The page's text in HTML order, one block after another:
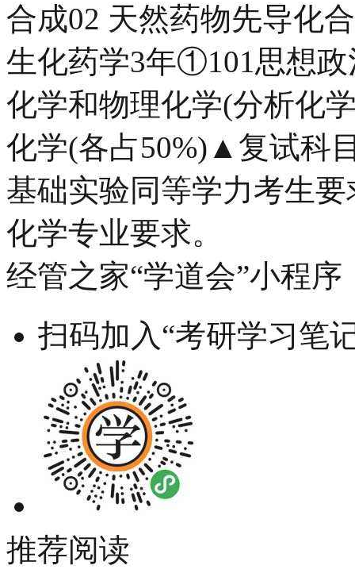
合成02 天然药物先导化
生化药学3年①101思想
化学和物理化学(分析化
化学(各占50%)▲复试科
基础实验同等学力考生
化学专业要求。
经管之家“学道会”小程序
扫码加入“考研学习笔
推荐阅读